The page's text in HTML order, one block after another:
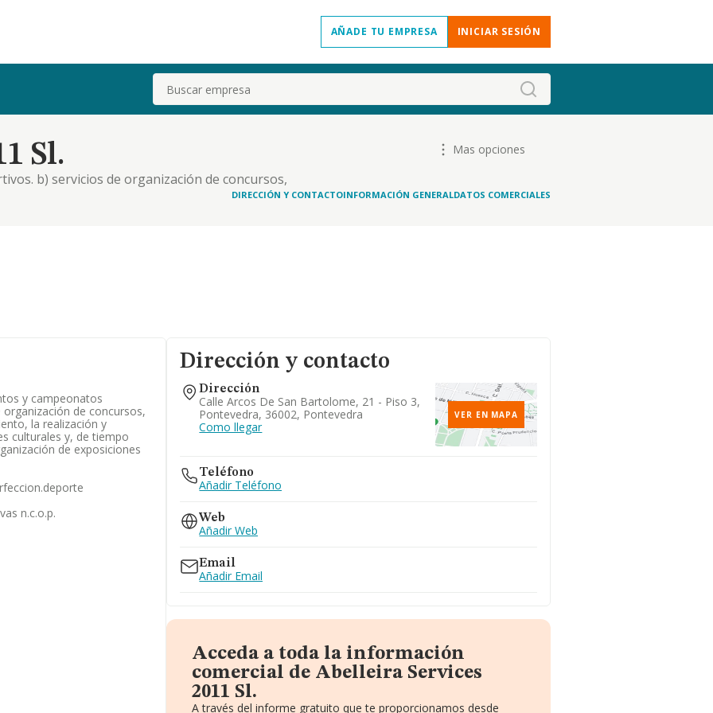
AÑADE TU EMPRESA INICIAR SESIÓN
Buscar
Sl.
b) servicios de organización de concursos,
de actividades culturales y, de tiempo
Mas opciones
DIRECCIÓN Y CONTACTOINFORMACIÓN GENERALDATOS COMERCIALES
y campeonatos
de concursos,
la realización y
culturales y, de tiempo
de exposiciones
n.c.o.p.
Dirección y contacto
Dirección
Calle Arcos De San Bartolome, 21 - Piso 3,
Pontevedra, 36002, Pontevedra
Como llegar
VER EN MAPA
Teléfono
Añadir Teléfono
Web
Añadir Web
Email
Añadir Email
Acceda a toda la información
comercial de Abelleira Services
2011 Sl.
A través del informe gratuito que te proporcionamos desde